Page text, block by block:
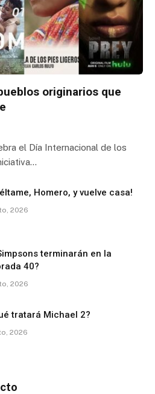
originarios que
el Día Internacional de los
Homero, y vuelve casa!
2026
terminarán en la
40?
2026
tratará Michael 2?
2026